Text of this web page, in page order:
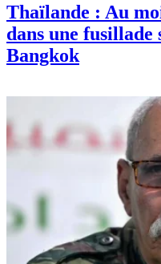
Thaïlande : Au
dans une fusillade
Bangkok